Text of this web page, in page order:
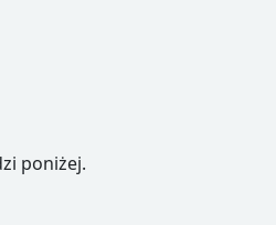
poniżej.